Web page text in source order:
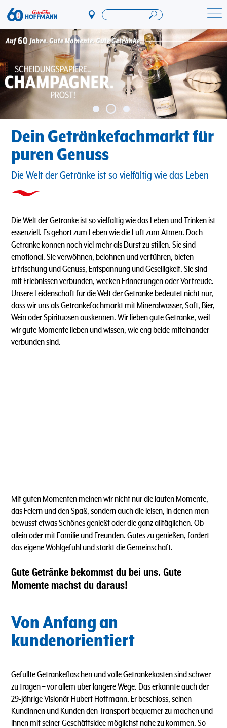
Direkt
zum
Inhalt
Startseite Getränke Hoffmann
Dein Getränkefachmarkt für
puren Genuss
Die Welt der Getränke ist so vielfältig wie das Leben
Die Welt der Getränke ist so vielfältig wie das Leben und Trinken ist
essenziell. Es gehört zum Leben wie die Luft zum Atmen. Doch
Getränke können noch viel mehr als Durst zu stillen. Sie sind
emotional. Sie verwöhnen, belohnen und verführen, bieten
Erfrischung und Genuss, Entspannung und Geselligkeit. Sie sind
mit Erlebnissen verbunden, wecken Erinnerungen oder Vorfreude.
Unsere Leidenschaft für die Welt der Getränke bedeutet nicht nur,
dass wir uns als Getränkefachmarkt mit Mineralwasser, Saft, Bier,
Wein oder Spirituosen auskennen. Wir lieben gute Getränke, weil
wir gute Momente lieben und wissen, wie eng beide miteinander
verbunden sind.
Mit guten Momenten meinen wir nicht nur die lauten Momente,
das Feiern und den Spaß, sondern auch die leisen, in denen man
bewusst etwas Schönes genießt oder die ganz alltäglichen. Ob
allein oder mit Familie und Freunden. Gutes zu genießen, fördert
das eigene Wohlgefühl und stärkt die Gemeinschaft.
Gute Getränke bekommst du bei uns. Gute
Momente machst du daraus!
Von Anfang an
kundenorientiert
Gefüllte Getränkeflaschen und volle Getränkekästen sind schwer
zu tragen – vor allem über längere Wege. Das erkannte auch der
29-jährige Visionär Hubert Hoffmann. Er beschloss, seinen
Kundinnen und Kunden den Transport bequemer zu machen und
ihnen mit seiner Geschäftsidee möglichst nahe zu kommen. So